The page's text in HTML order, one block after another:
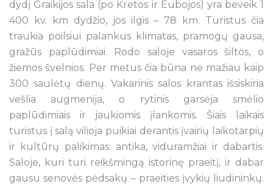
dydį Graikijos sala (po Kretos ir Eubojos) yra beveik 1
400 kv. km dydžio, jos ilgis – 78 km. Turistus čia
traukia poilsiui palankus klimatas, pramogų gausa,
gražūs paplūdimiai. Rodo saloje vasaros šiltos, o
žiemos švelnios. Per metus čia būna ne mažiau kaip
300 saulėtų dienų. Vakarinis salos krantas išsiskiria
vešlia augmenija, o rytinis garsėja smėlio
paplūdimiais ir jaukiomis įlankomis. Šiais laikais
turistus į salą vilioja puikiai derantis įvairių laikotarpių
ir kultūrų palikimas: antika, viduramžiai ir dabartis.
Saloje, kuri turi reikšmingą istorinę praeitį, ir dabar
gausu senovės pėdsakų – praeities įvykių liudininkų.